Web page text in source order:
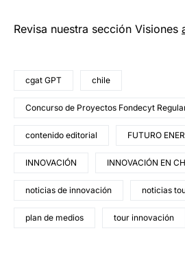
Revisa nuestra sección Visiones
cgat GPT chile
Concurso de Proyectos Fondecyt
contenido editorial FUTURO
INNOVACIÓN INNOVACIÓN EN
noticias de innovación noticias
plan de medios tour innovación